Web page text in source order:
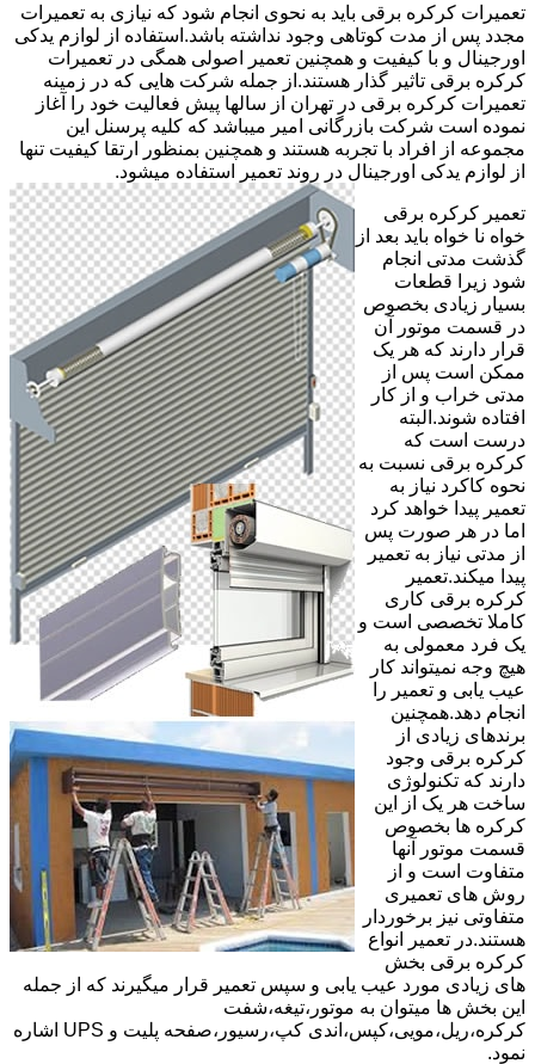
تعمیرات کرکره برقی باید به نحوی انجام شود که نیازی به تعمیرات
مجدد پس از مدت کوتاهی وجود نداشته باشد.استفاده از لوازم یدکی
اورجینال و با کیفیت و همچنین تعمیر اصولی همگی در تعمیرات
کرکره برقی تاثیر گذار هستند.از جمله شرکت هایی که در زمینه
تعمیرات کرکره برقی در تهران از سالها پیش فعالیت خود را آغاز
نموده است شرکت بازرگانی امیر میباشد که کلیه پرسنل این
مجموعه از افراد با تجربه هستند و همچنین بمنظور ارتقا کیفیت تنها
از لوازم یدکی اورجینال در روند تعمیر استفاده میشود.
تعمیر کرکره برقی
خواه نا خواه باید بعد از
گذشت مدتی انجام
شود زیرا قطعات
بسیار زیادی بخصوص
در قسمت موتور آن
قرار دارند که هر یک
ممکن است پس از
مدتی خراب و از کار
افتاده شوند.البته
درست است که
کرکره برقی نسبت به
نحوه کاکرد نیاز به
تعمیر پیدا خواهد کرد
اما در هر صورت پس
از مدتی نیاز به تعمیر
پیدا میکند.تعمیر
کرکره برقی کاری
کاملا تخصصی است و
یک فرد معمولی به
هیچ وجه نمیتواند کار
عیب یابی و تعمیر را
انجام دهد.همچنین
برندهای زیادی از
کرکره برقی وجود
دارند که تکنولوژی
ساخت هر یک از این
کرکره ها بخصوص
قسمت موتور آنها
متفاوت است و از
روش های تعمیری
متفاوتی نیز برخوردار
هستند.در تعمیر انواع
کرکره برقی بخش
های زیادی مورد عیب یابی و سپس تعمیر قرار میگیرند که از جمله
این بخش ها میتوان به موتور،تیغه،شفت
کرکره،ریل،مویی،کپس،اندی کپ،رسیور،صفحه پلیت و UPS اشاره
نمود.